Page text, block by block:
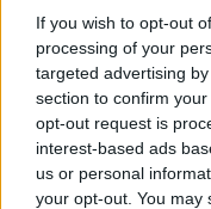
If you wish to opt-out
processing of your
targeted advertising
section to confirm
opt-out request is
interest-based ads
us or personal
your opt-out. You may
περιχύνουμε με
ακόμη χυμό
ψήνουμε στον
λεπτά